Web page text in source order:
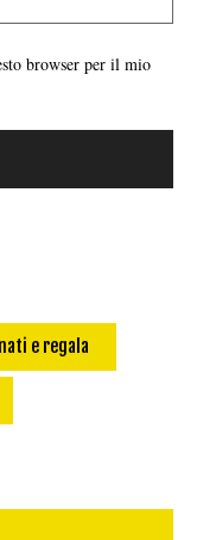
browser per il mio
e regala